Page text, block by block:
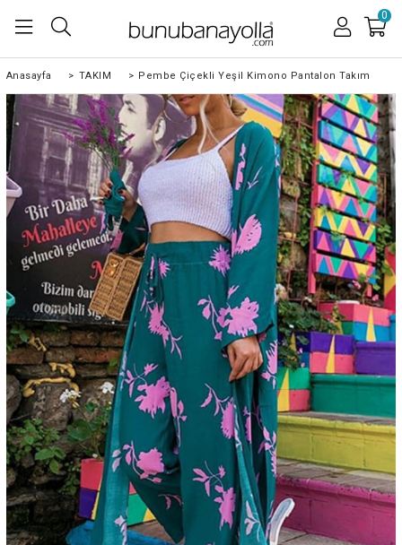
0
Anasayfa > TAKIM > Pembe Çiçekli Yeşil Kimono Pantalon Takım